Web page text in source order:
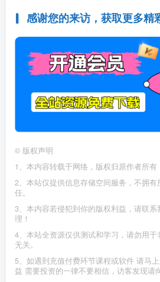
感谢您的来访，获取更多精
© 版权声明
1、本内容转载于网络，版权归原作者所有
2、本站仅提供信息存储空间服务，不拥
任。
3、本内容若侵犯到你的版权利益，请联
理！
4、本站全资源仅供测试和学习，请勿用
无关。
5、如遇到充值付费环节课程或软件 请马
益 需要投资的一律不要相信，访客发现请